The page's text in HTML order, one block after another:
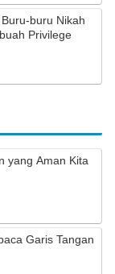
buru Nikah
Privilege
yang Aman Kita
Garis Tangan